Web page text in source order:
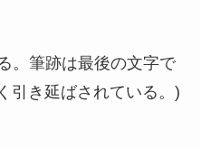
。筆跡は最後の文字で
引き延ばされている。)